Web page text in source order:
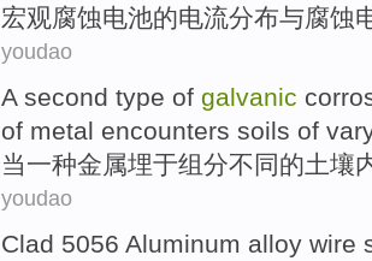
宏观腐蚀电池的电流分布与腐蚀
youdao
A second type of galvanic
of metal encounters soils of
当一种金属埋于组分不同的土壤
youdao
Clad 5056 Aluminum alloy wire